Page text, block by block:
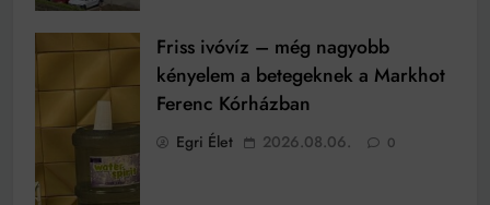
Friss ivóvíz – még nagyobb
kényelem a betegeknek a Markhot
Ferenc Kórházban
Egri Élet 2026.08.06. 0